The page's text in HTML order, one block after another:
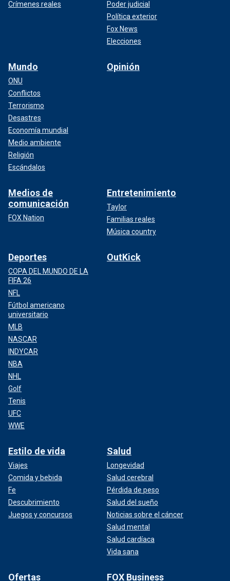
Crímenes reales
Poder judicial
Política exterior
Fox News
Elecciones
Mundo
ONU
Conflictos
Terrorismo
Desastres
Economía mundial
Medio ambiente
Religión
Escándalos
Opinión
Medios de
comunicación
FOX Nation
Entretenimiento
Taylor
Familias reales
Música country
Deportes
COPA DEL MUNDO DE LA
FIFA 26
NFL
Fútbol americano
universitario
MLB
NASCAR
INDYCAR
NBA
NHL
Golf
Tenis
UFC
WWE
OutKick
Estilo de vida
Viajes
Comida y bebida
Fe
Descubrimiento
Juegos y concursos
Salud
Longevidad
Salud cerebral
Pérdida de peso
Salud del sueño
Noticias sobre el cáncer
Salud mental
Salud cardíaca
Vida sana
Ofertas FOX Business